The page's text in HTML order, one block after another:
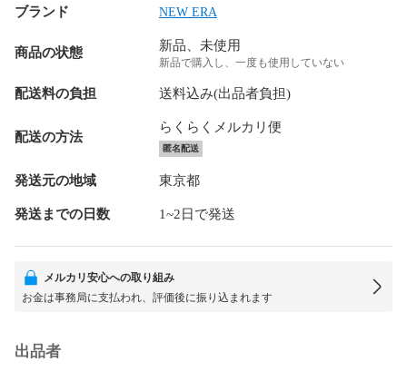
ブランド NEW ERA
商品の状態 新品、未使用
新品で購入し、一度も使用していない
配送料の負担 送料込み(出品者負担)
配送の方法
らくらくメルカリ便
匿名配送
発送元の地域 東京都
発送までの日数 1~2日で発送
メルカリ安心への取り組み
お金は事務局に支払われ、評価後に振り込まれます
出品者